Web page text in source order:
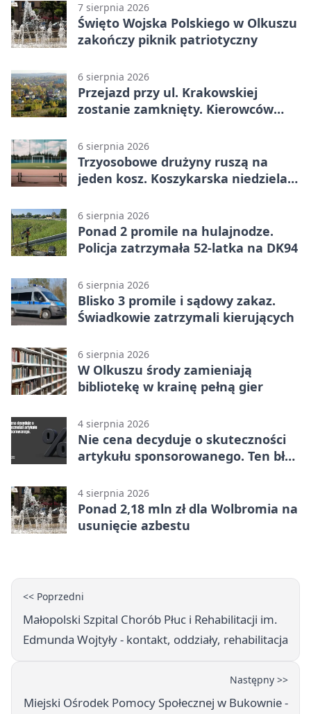
7 sierpnia 2026
Święto Wojska Polskiego w Olkuszu
zakończy piknik patriotyczny
6 sierpnia 2026
Przejazd przy ul. Krakowskiej
zostanie zamknięty. Kierowców
6 sierpnia 2026
Trzyosobowe drużyny ruszą na
jeden kosz. Koszykarska niedziela
6 sierpnia 2026
Ponad 2 promile na hulajnodze.
Policja zatrzymała 52-latka na DK94
6 sierpnia 2026
Blisko 3 promile i sądowy zakaz.
Świadkowie zatrzymali kierujących
6 sierpnia 2026
W Olkuszu środy zamieniają
bibliotekę w krainę pełną gier
4 sierpnia 2026
Nie cena decyduje o skuteczności
artykułu sponsorowanego. Ten błąd
4 sierpnia 2026
Ponad 2,18 mln zł dla Wolbromia na
usunięcie azbestu
<< Poprzedni
Małopolski Szpital Chorób Płuc i Rehabilitacji im.
Edmunda Wojtyły - kontakt, oddziały, rehabilitacja
Następny >>
Miejski Ośrodek Pomocy Społecznej w Bukownie -